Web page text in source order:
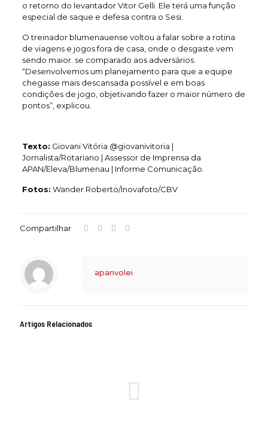
o retorno do levantador Vitor Gelli. Ele terá uma função
especial de saque e defesa contra o Sesi.
O treinador blumenauense voltou a falar sobre a rotina
de viagens e jogos fora de casa, onde o desgaste vem
sendo maior. se comparado aos adversários.
“Desenvolvemos um planejamento para que a equipe
chegasse mais descansada possível e em boas
condições de jogo, objetivando fazer o maior número de
pontos”, explicou.
Texto: Giovani Vitória @giovanivitoria |
Jornalista/Rotariano | Assessor de Imprensa da
APAN/Eleva/Blumenau | Informe Comunicação.
Fotos: Wander Roberto/Inovafoto/CBV
Compartilhar
apanvolei
Artigos Relacionados